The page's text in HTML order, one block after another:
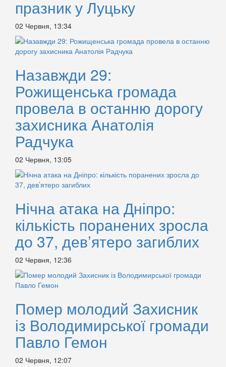
празник у Луцьку
02 Червня, 13:34
Назавжди 29:
Рожищенська громада
провела в останню дорогу
захисника Анатолія
Радчука
02 Червня, 13:05
Нічна атака на Дніпро:
кількість поранених зросла
до 37, дев’ятеро загиблих
02 Червня, 12:36
Помер молодий Захисник
із Володимирської громади
Павло Гемон
02 Червня, 12:07